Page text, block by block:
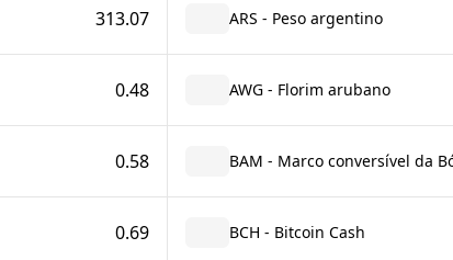
313.07 ARS - Peso argentino
0.48 AWG - Florim arubano
0.58 BAM - Marco conversível da
0.69 BCH - Bitcoin Cash